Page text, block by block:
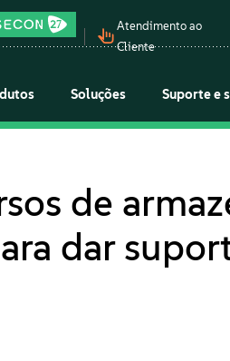
Atendimento ao
Cliente
Soluções Suporte e
de
dar